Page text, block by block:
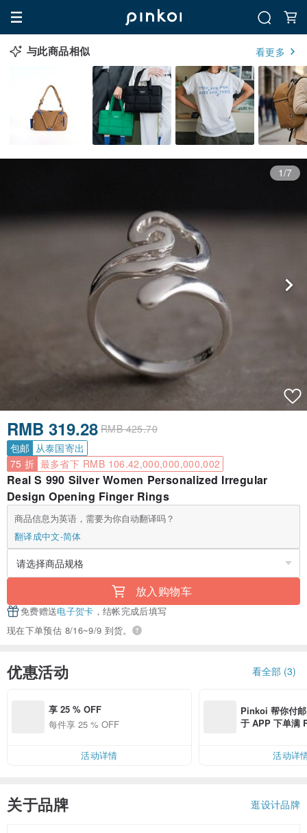
与此商品相似 看更多
1/7
RMB 319.28 RMB 425.70
包邮 从泰国寄出
75 折 最多省下 RMB 106.42,000,000,000,002
Real S 990 Silver Women Personalized Irregular
Design Opening Finger Rings
商品信息为英语，需要为你自动翻译吗？
翻译成中文-简体
放入购物车
免费赠送电子贺卡 ，结帐完成后填写
现在下单预估 8/16~9/9 到货。
优惠活动 看全部 (3)
享 25 % OFF
每件享 25 % OFF
活动详情
Pinkoi 帮你付
于 APP 下单满
活动详
关于品牌 逛设计品牌